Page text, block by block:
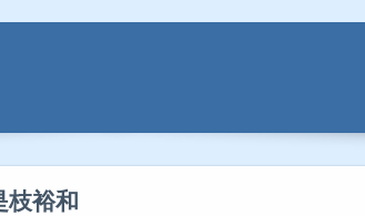
枝裕和